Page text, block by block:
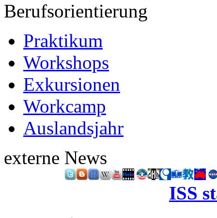
Berufsorientierung
Praktikum
Workshops
Exkursionen
Workcamp
Auslandsjahr
externe News
ISS